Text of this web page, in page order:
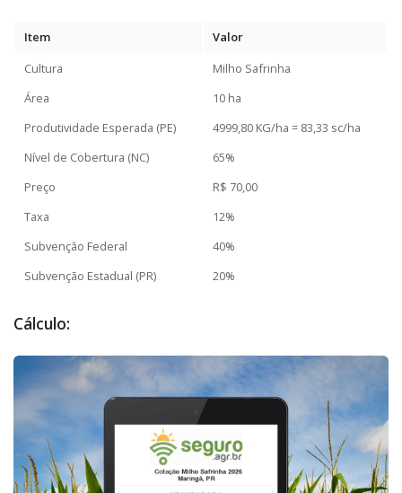
Item
Valor
Cultura
Milho Safrinha
Área
10 ha
Produtividade Esperada (PE)
4999,80 KG/ha = 83,33 sc/ha
Nível de Cobertura (NC)
65%
Preço
R$ 70,00
Taxa
12%
Subvenção Federal
40%
Subvenção Estadual (PR)
20%
Cálculo: